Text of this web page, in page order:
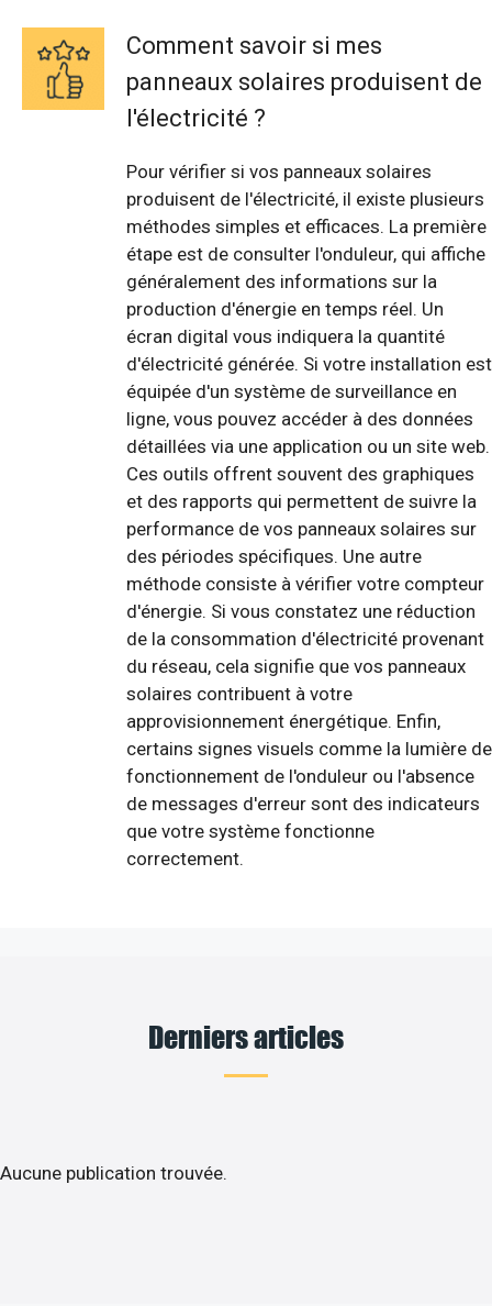
Comment savoir si mes
panneaux solaires produisent de
l'électricité ?
Pour vérifier si vos panneaux solaires
produisent de l'électricité, il existe plusieurs
méthodes simples et efficaces. La première
étape est de consulter l'onduleur, qui affiche
généralement des informations sur la
production d'énergie en temps réel. Un
écran digital vous indiquera la quantité
d'électricité générée. Si votre installation est
équipée d'un système de surveillance en
ligne, vous pouvez accéder à des données
détaillées via une application ou un site web.
Ces outils offrent souvent des graphiques
et des rapports qui permettent de suivre la
performance de vos panneaux solaires sur
des périodes spécifiques. Une autre
méthode consiste à vérifier votre compteur
d'énergie. Si vous constatez une réduction
de la consommation d'électricité provenant
du réseau, cela signifie que vos panneaux
solaires contribuent à votre
approvisionnement énergétique. Enfin,
certains signes visuels comme la lumière de
fonctionnement de l'onduleur ou l'absence
de messages d'erreur sont des indicateurs
que votre système fonctionne
correctement.
Derniers articles
Aucune publication trouvée.